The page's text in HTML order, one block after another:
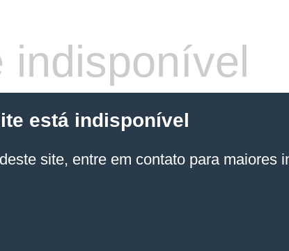
indisponível
está indisponível
site, entre em contato para maiores